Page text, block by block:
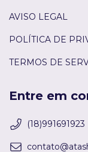
AVISO LEGAL
POLÍTICA DE
TERMOS DE
Entre em
(18)991691923